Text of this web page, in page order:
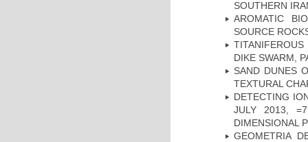
SOUTHERN
AROMATIC
SOURCE
DIKE SWARM,
SAND DUNES
TEXTURAL
DETECTING
JULY 2013,
DIMENSIONAL
GEOMETRIA